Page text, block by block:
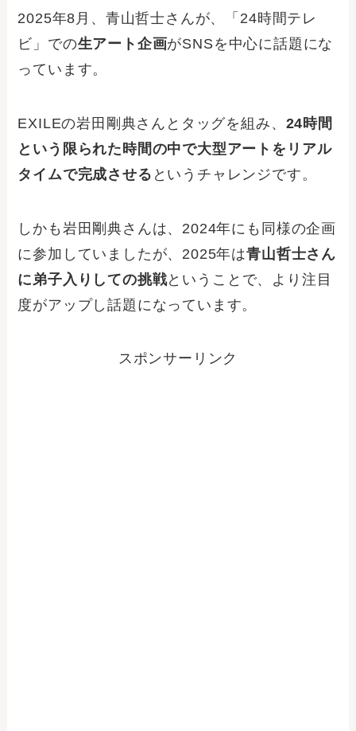
2025年8月、青山哲士さんが、「24時間テレ
ビ」での生アート企画がSNSを中心に話題にな
っています。
EXILEの岩田剛典さんとタッグを組み、 24時間
という限られた時間の中で大型アートをリアル
タイムで完成させる というチャレンジです。
しかも岩田剛典さんは、2024年にも同様の企画
に参加していましたが、2025年は青山哲士さん
に弟子入りしての挑戦ということで、より注目
度がアップし話題になっています。
スポンサーリンク